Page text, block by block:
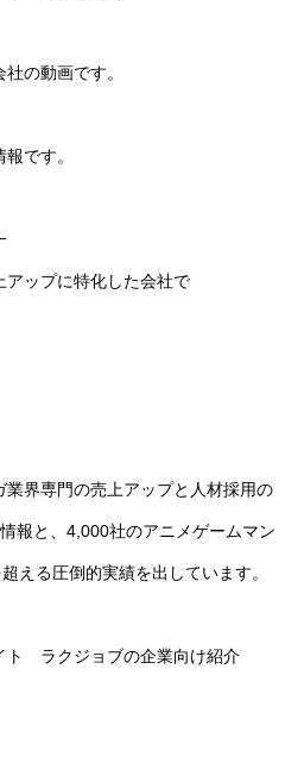
の動画です。
です。
アップに特化した会社で
界専門の売上アップと人材採用の
報と、4,000社のアニメゲームマン
える圧倒的実績を出しています。
ト ラクジョブの企業向け紹介